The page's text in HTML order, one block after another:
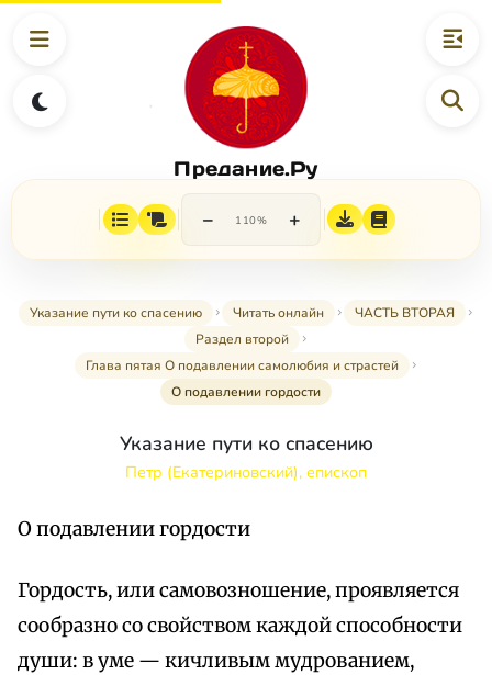
Предание.Ру
− 110% +
Указание пути ко спасению Читать онлайн
ЧАСТЬ ВТОРАЯ
Раздел второй
Глава пятая О подавлении самолюбия и страстей
О подавлении гордости
Указание пути ко спасению
Петр (Екатериновский), епископ
О подавлении гордости
Гордость, или самовозношение, проявляется
сообразно со свойством каждой способности
души: в уме — кичливым мудрованием,